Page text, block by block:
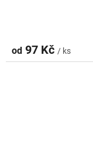
od 97 Kč / ks